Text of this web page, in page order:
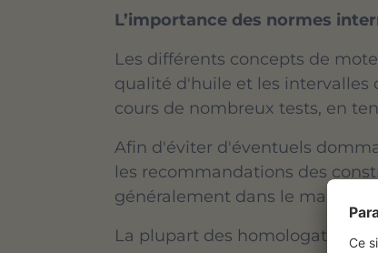
L’importance des normes
Les différents concepts de
qualité d'huile et les
cours de nombreux tests, en
Afin d'éviter d'éventuels
les recommandations des
généralement dans le manuel
La plupart des homologations